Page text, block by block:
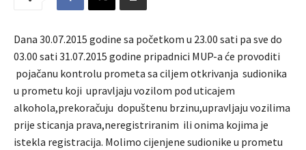
Dana 30.07.2015 godine sa početkom u 23.00 sati pa sve do
03.00 sati 31.07.2015 godine pripadnici MUP-a će provoditi
pojačanu kontrolu prometa sa ciljem otkrivanja sudionika
u prometu koji upravljaju vozilom pod uticajem
alkohola,prekoračuju dopuštenu brzinu,upravljaju vozilima
prije sticanja prava,neregistriranim ili onima kojima je
istekla registracija. Molimo cijenjene sudionike u prometu